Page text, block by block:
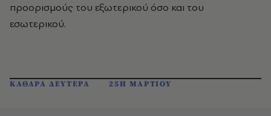
προορισμούς του εξωτερικού όσο και του
εσωτερικού.
ΚΑΘΑΡΑ ΔΕΥΤΕΡΑ 25Η ΜΑΡΤΙΟΥ